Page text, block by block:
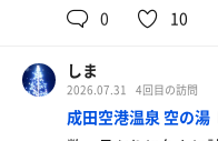
ガツンとくるものが
そのあとの水風呂も
外気浴は夏の夕方の
離着陸する飛行機を
なんとも幸せな時間
0 10
しま
2026.07.31 4回目の訪問
成田空港温泉 空の湯